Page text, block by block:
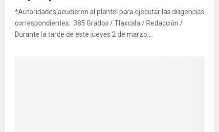
*Autoridades acudieron al plantel para ejecutar las diligencias
correspondientes. 385 Grados / Tlaxcala / Redacción /
Durante la tarde de este jueves 2 de marzo,...